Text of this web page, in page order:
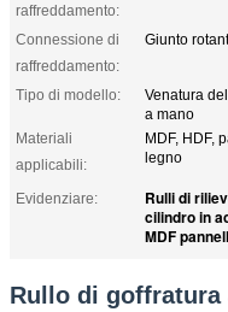
raffreddamento:
Connessione di
raffreddamento:
Giunto
Tipo di modello:
Venatura
a mano
Materiali
applicabili:
MDF, HDF,
legno
Evidenziare: Rulli di
cilindro in
MDF
Rullo di